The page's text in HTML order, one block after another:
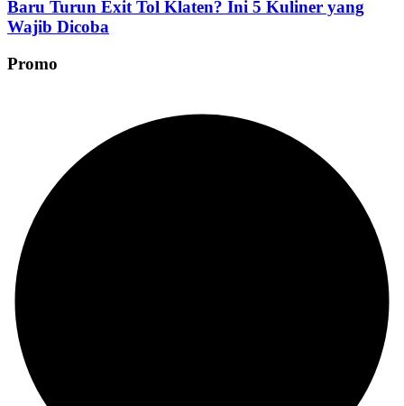
Baru Turun Exit Tol Klaten? Ini 5 Kuliner yang
Wajib Dicoba
Promo